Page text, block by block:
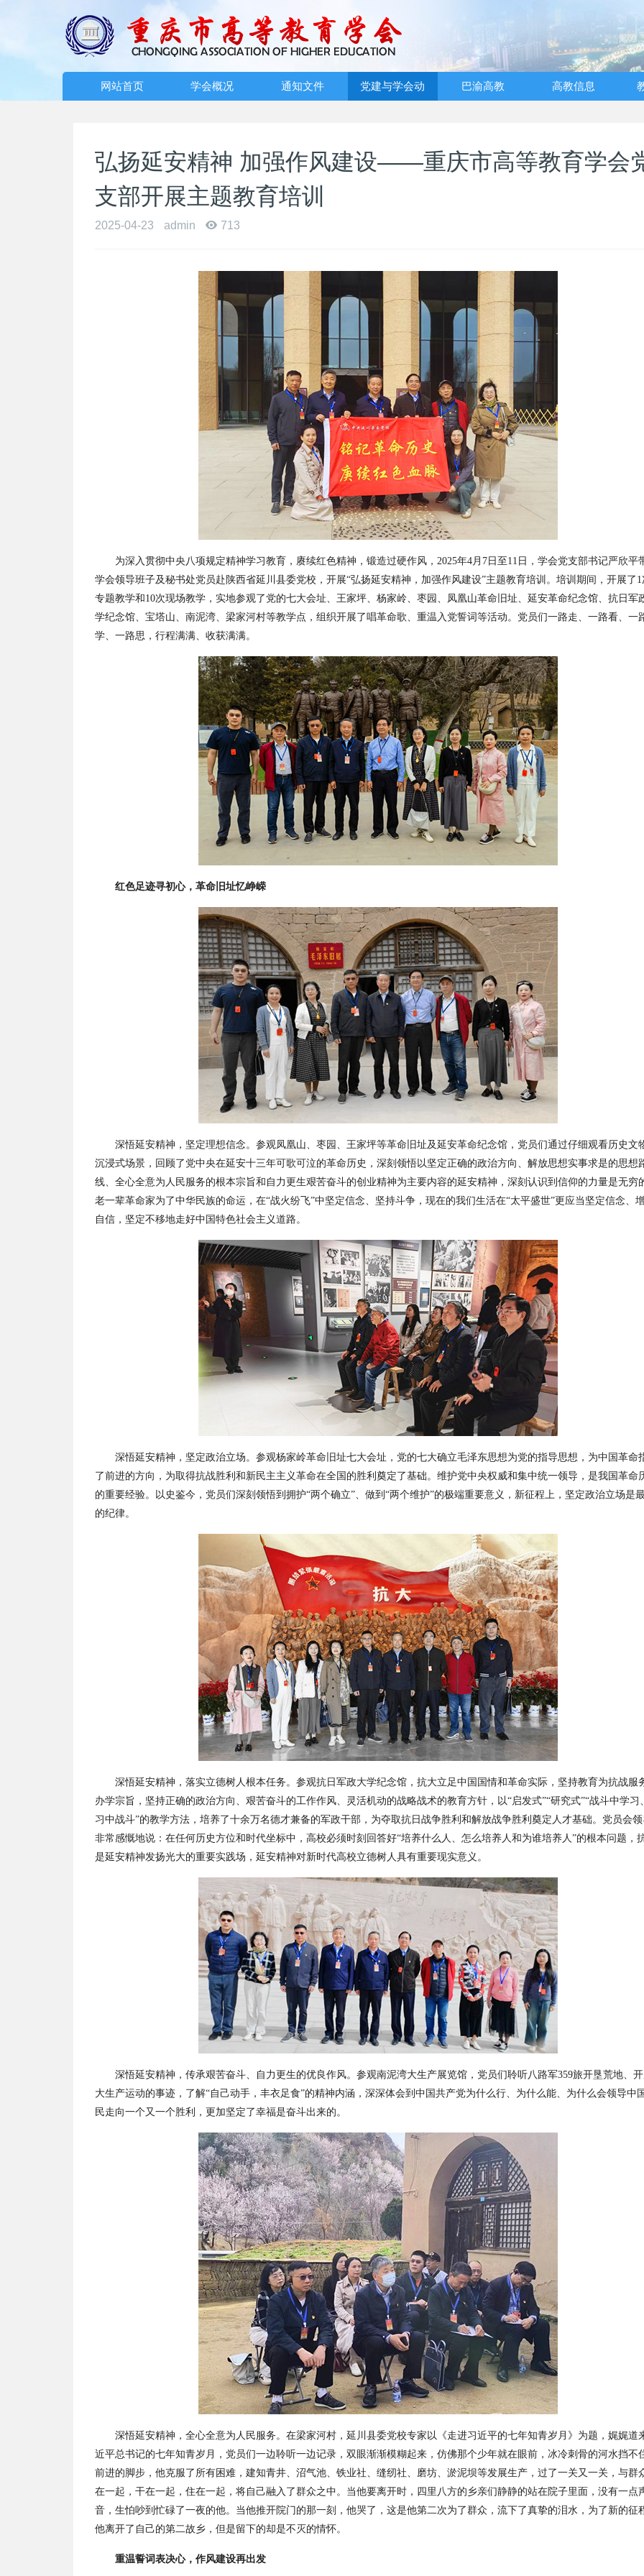
网站首页 学会概况 通知文件 党建与学会动 巴渝高教 高教信息
弘扬延安精神 加强作风建设——重庆市高等教育学会
支部开展主题教育培训
2025-04-23 admin 713
为深入贯彻中央八项规定精神学习教育，赓续红色精神，锻造过硬作风， 2025年4月7日至11日，学会党支部书记严欣平
学会领导班子及秘书处党员赴陕西省延川县委党校，开展“弘扬延安精神，加强作风建设”主题教育培训。培训期间，开展了1
专题教学和10次现场教学，实地参观了党的七大会址、王家坪、杨家岭、枣园、凤凰山革命旧址、延安革命纪念馆、抗日军
学纪念馆、宝塔山、南泥湾、梁家河村等教学点，组织开展了唱革命歌、重温入党誓词等活动。党员们一路走、一路看、一
学、一路思，行程满满、收获满满。
红色足迹寻初心，革命旧址忆峥嵘
深悟延安精神，坚定理想信念。参观凤凰山、枣园、王家坪等革命旧址及延安革命纪念馆，党员们通过仔细观看历史文
沉浸式场景，回顾了党中央在延安十三年可歌可泣的革命历史，深刻领悟以坚定正确的政治方向、解放思想实事求是的思想
线、全心全意为人民服务的根本宗旨和自力更生艰苦奋斗的创业精神为主要内容的延安精神，深刻认识到信仰的力量是无穷
老一辈革命家为了中华民族的命运，在“战火纷飞”中坚定信念、坚持斗争，现在的我们生活在“太平盛世”更应当坚定信念、
自信，坚定不移地走好中国特色社会主义道路。
深悟延安精神，坚定政治立场。参观杨家岭革命旧址七大会址，党的七大确立毛泽东思想为党的指导思想，为中国革命
了前进的方向，为取得抗战胜利和新民主主义革命在全国的胜利奠定了基础。维护党中央权威和集中统一领导，是我国革命
的重要经验。以史鉴今，党员们深刻领悟到拥护“两个确立”、做到“两个维护”的极端重要意义，新征程上，坚定政治立场是
的纪律。
深悟延安精神，落实立德树人根本任务。参观抗日军政大学纪念馆，抗大立足中国国情和革命实际，坚持教育为抗战服
办学宗旨，坚持正确的政治方向、艰苦奋斗的工作作风、灵活机动的战略战术的教育方针，以“启发式”“研究式”“战斗中学习
习中战斗”的教学方法，培养了十余万名德才兼备的军政干部，为夺取抗日战争胜利和解放战争胜利奠定人才基础。党员会领
非常感慨地说：在任何历史方位和时代坐标中，高校必须时刻回答好“培养什么人、怎么培养人和为谁培养人”的根本问题，
是延安精神发扬光大的重要实践场，延安精神对新时代高校立德树人具有重要现实意义。
深悟延安精神，传承艰苦奋斗、自力更生的优良作风。参观南泥湾大生产展览馆，党员们聆听八路军359旅开垦荒地、
大生产运动的事迹，了解“自己动手，丰衣足食”的精神内涵，深深体会到中国共产党为什么行、为什么能、为什么会领导中
民走向一个又一个胜利，更加坚定了幸福是奋斗出来的。
深悟延安精神，全心全意为人民服务。在梁家河村，延川县委党校专家以《走进习近平的七年知青岁月》为题，娓娓道
近平总书记的七年知青岁月，党员们一边聆听一边记录，双眼渐渐模糊起来，仿佛那个少年就在眼前，冰冷刺骨的河水挡不
前进的脚步，他克服了所有困难，建知青井、沼气池、铁业社、缝纫社、磨坊、淤泥坝等发展生产，过了一关又一关，与群
在一起，干在一起，住在一起，将自己融入了群众之中。当他要离开时，四里八方的乡亲们静静的站在院子里面，没有一点
音，生怕吵到忙碌了一夜的他。当他推开院门的那一刻，他哭了，这是他第二次为了群众，流下了真挚的泪水，为了新的征
他离开了自己的第二故乡，但是留下的却是不灭的情怀。
重温誓词表决心，作风建设再出发